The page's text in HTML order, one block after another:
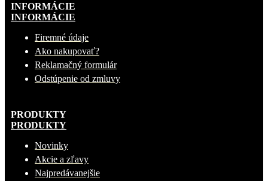
INFORMÁCIE
INFORMÁCIE
Firemné údaje
Ako nakupovať?
Reklamačný formulár
Odstúpenie od zmluvy
PRODUKTY
PRODUKTY
Novinky
Akcie a zľavy
Najpredávanejšie